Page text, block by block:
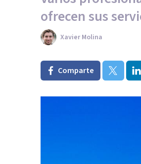
ofrecen sus
Xavier Molina
Comparte